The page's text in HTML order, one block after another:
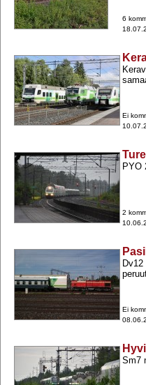
6
Ei
PYO
2
Ei
Sm7